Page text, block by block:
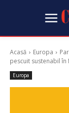
Acasă Europa
pescuit sustenabil în
Europa